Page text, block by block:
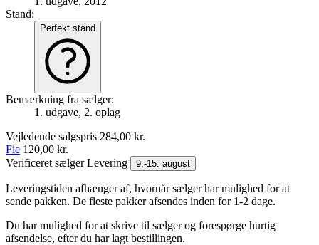
Stand:
Perfekt stand
Bemærkning fra sælger:
1. udgave, 2. oplag
Vejledende salgspris 284,00 kr.
Fie 120,00 kr.
Verificeret sælgerLevering 9.-15. august
Leveringstiden afhænger af, hvornår sælger har mulighed for at
sende pakken. De fleste pakker afsendes inden for 1-2 dage.
Du har mulighed for at skrive til sælger og forespørge hurtig
afsendelse, efter du har lagt bestillingen.